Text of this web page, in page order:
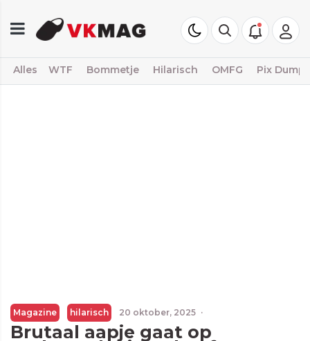
Alles WTF Bommetje Hilarisch OMFG Pix Dump
Magazine hilarisch 20 oktober, 2025 ·
Brutaal aapje gaat op